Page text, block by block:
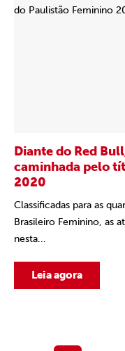
Diante do Red
caminhada pelo
2020
Classificadas para as
Brasileiro Feminino, as
nesta...
Leia agora